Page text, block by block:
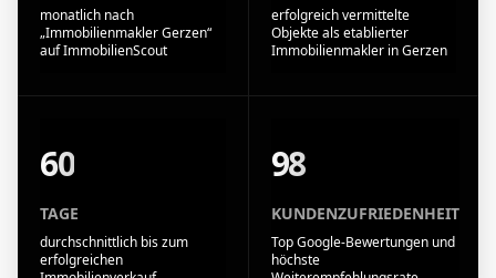
monatlich nach
„Immobilienmakler Gerzen“
auf ImmobilienScout
erfolgreich vermittelte
Objekte als etablierter
Immobilienmakler in Gerzen
60
TAGE
durchschnittlich bis zum
erfolgreichen
98
KUNDENZUFRIEDENHEIT
Top Google-Bewertungen und
höchste